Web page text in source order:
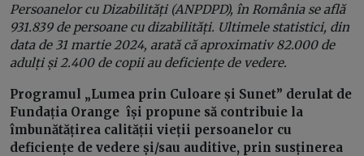
Persoanelor cu Dizabilități (ANPDPD), în România se află
931.839 de persoane cu dizabilități. Ultimele statistici, din
data de 31 martie 2024, arată că aproximativ 82.000 de
adulți și 2.400 de copii au deficiențe de vedere.
Programul „Lumea prin Culoare și Sunet” derulat de
Fundația Orange își propune să contribuie la
îmbunătățirea calității vieții persoanelor cu
deficiențe de vedere și/sau auditive, prin susținerea